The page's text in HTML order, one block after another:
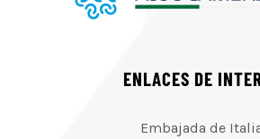
ENLACES DE
Embajada de